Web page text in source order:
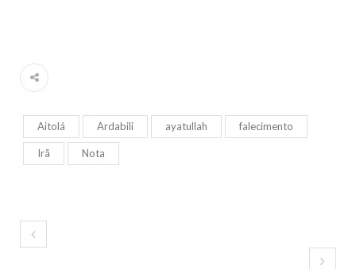
Aitolá Ardabili ayatullah falecimento
Irã Nota